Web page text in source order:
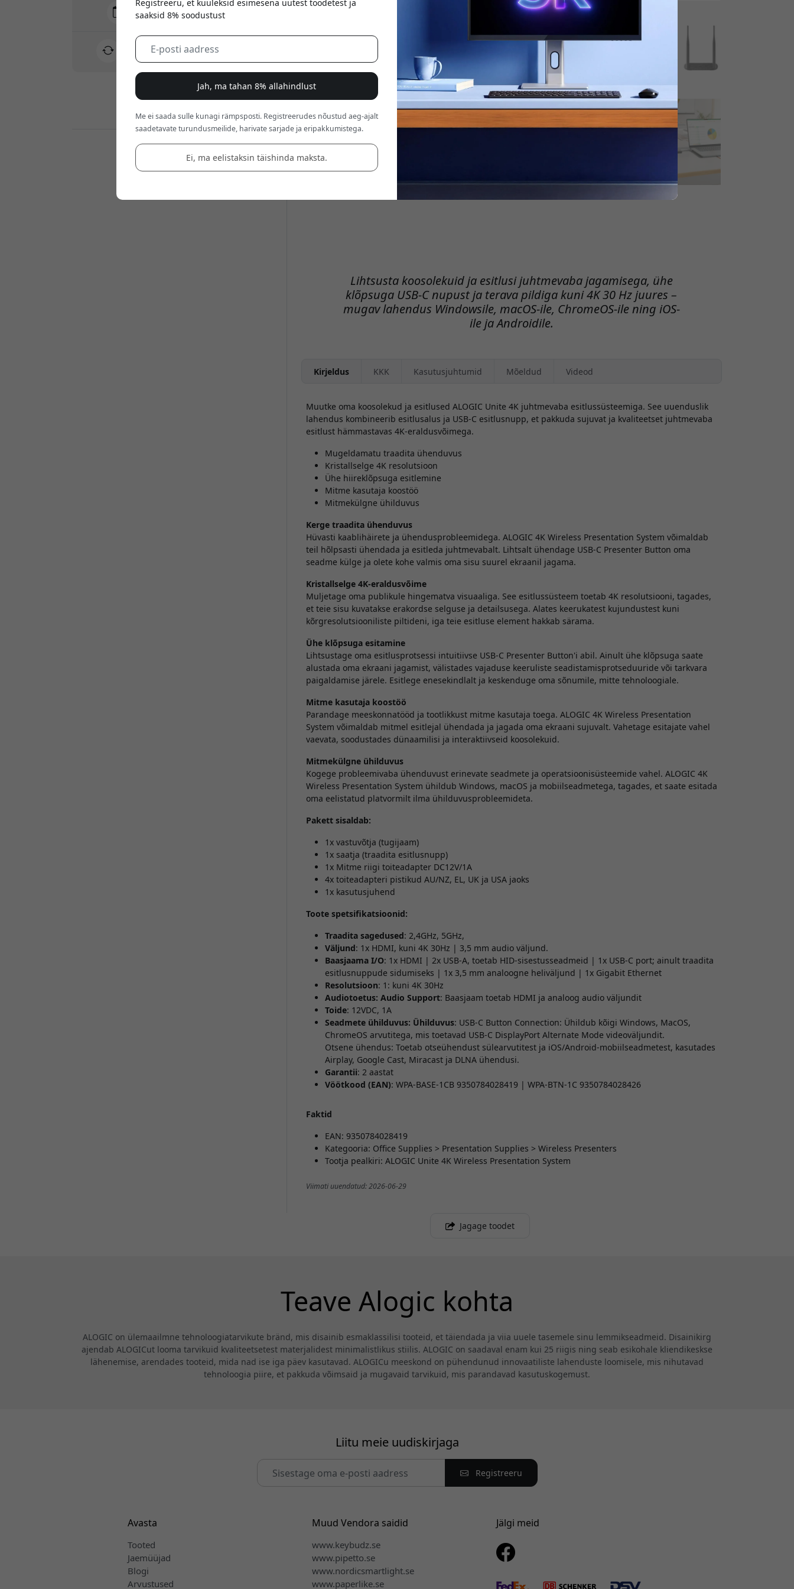
Lihtsusta koosolekuid ja esitlusi juhtmevaba jagamisega, ühe
klõpsuga USB-C nupust ja terava pildiga kuni 4K 30 Hz juures –
mugav lahendus Windowsile, macOS-ile, ChromeOS-ile ning iOS-
ile ja Androidile.
Kirjeldus KKK Kasutusjuhtumid Mõeldud Videod
Muutke oma koosolekud ja esitlused ALOGIC Unite 4K juhtmevaba esitlussüsteemiga. See uuenduslik
lahendus kombineerib esitlusalus ja USB-C esitlusnupp, et pakkuda sujuvat ja kvaliteetset juhtmevaba
esitlust hämmastavas 4K-eraldusvõimega.
Mugeldamatu traadita ühenduvus
Kristallselge 4K resolutsioon
Ühe hiireklõpsuga esitlemine
Mitme kasutaja koostöö
Mitmekülgne ühilduvus
Kerge traadita ühenduvus
Hüvasti kaablihäirete ja ühendusprobleemidega. ALOGIC 4K Wireless Presentation System võimaldab
teil hõlpsasti ühendada ja esitleda juhtmevabalt. Lihtsalt ühendage USB-C Presenter Button oma
seadme külge ja olete kohe valmis oma sisu suurel ekraanil jagama.
Kristallselge 4K-eraldusvõime
Muljetage oma publikule hingematva visuaaliga. See esitlussüsteem toetab 4K resolutsiooni, tagades,
et teie sisu kuvatakse erakordse selguse ja detailsusega. Alates keerukatest kujundustest kuni
kõrgresolutsiooniliste piltideni, iga teie esitluse element hakkab särama.
Ühe klõpsuga esitamine
Lihtsustage oma esitlusprotsessi intuitiivse USB-C Presenter Button'i abil. Ainult ühe klõpsuga saate
alustada oma ekraani jagamist, välistades vajaduse keeruliste seadistamisprotseduuride või tarkvara
paigaldamise järele. Esitlege enesekindlalt ja keskenduge oma sõnumile, mitte tehnoloogiale.
Mitme kasutaja koostöö
Parandage meeskonnatööd ja tootlikkust mitme kasutaja toega. ALOGIC 4K Wireless Presentation
System võimaldab mitmel esitlejal ühendada ja jagada oma ekraani sujuvalt. Vahetage esitajate vahel
vaevata, soodustades dünaamilisi ja interaktiivseid koosolekuid.
Mitmekülgne ühilduvus
Kogege probleemivaba ühenduvust erinevate seadmete ja operatsioonisüsteemide vahel. ALOGIC 4K
Wireless Presentation System ühildub Windows, macOS ja mobiilseadmetega, tagades, et saate esitada
oma eelistatud platvormilt ilma ühilduvusprobleemideta.
Pakett sisaldab:
1x vastuvõtja (tugijaam)
1x saatja (traadita esitlusnupp)
1x Mitme riigi toiteadapter DC12V/1A
4x toiteadapteri pistikud AU/NZ, EL, UK ja USA jaoks
1x kasutusjuhend
Toote spetsifikatsioonid:
Traadita sagedused: 2,4GHz, 5GHz,
Väljund: 1x HDMI, kuni 4K 30Hz | 3,5 mm audio väljund.
Baasjaama I/O: 1x HDMI | 2x USB-A, toetab HID-sisestusseadmeid | 1x USB-C port; ainult traadita
esitlusnuppude sidumiseks | 1x 3,5 mm analoogne heliväljund | 1x Gigabit Ethernet
Resolutsioon: 1: kuni 4K 30Hz
Audiotoetus: Audio Support: Baasjaam toetab HDMI ja analoog audio väljundit
Toide: 12VDC, 1A
Seadmete ühilduvus: Ühilduvus: USB-C Button Connection: Ühildub kõigi Windows, MacOS,
ChromeOS arvutitega, mis toetavad USB-C DisplayPort Alternate Mode videoväljundit.
Otsene ühendus: Toetab otseühendust sülearvutitest ja iOS/Android-mobiilseadmetest, kasutades
Airplay, Google Cast, Miracast ja DLNA ühendusi.
Garantii: 2 aastat
Vöötkood (EAN): WPA-BASE-1CB 9350784028419 | WPA-BTN-1C 9350784028426
Faktid
EAN: 9350784028419
Kategooria: Office Supplies > Presentation Supplies > Wireless Presenters
Tootja pealkiri: ALOGIC Unite 4K Wireless Presentation System
Viimati uuendatud: 2026-06-29
Tarne 7-11 august
Kiire ja jälgitav tarne
30-päevane tagastusõigus
Lihtne tagastus - ilma vaevata
Jagage toodet
Teave Alogic kohta
ALOGIC on ülemaailmne tehnoloogiatarvikute bränd, mis disainib esmaklassilisi tooteid, et täiendada ja viia uuele tasemele sinu lemmikseadmeid. Disainikirg
ajendab ALOGICut looma tarvikuid kvaliteetsetest materjalidest minimalistlikus stiilis. ALOGIC on saadaval enam kui 25 riigis ning seab esikohale kliendikeskse
lähenemise, arendades tooteid, mida nad ise iga päev kasutavad. ALOGICu meeskond on pühendunud innovaatiliste lahenduste loomisele, mis nihutavad
tehnoloogia piire, et pakkuda võimsaid ja mugavaid tarvikuid, mis parandavad kasutuskogemust.
Liitu meie uudiskirjaga
Registreeru
Avasta
Tooted
Jaemüüjad
Blogi
Arvustused
Muud Vendora saidid
www.keybudz.se
www.pipetto.se
www.nordicsmartlight.se
www.paperlike.se
Jälgi meid
Registreeru, et kuuleksid esimesena uutest toodetest ja
saaksid 8% soodustust
Jah, ma tahan 8% allahindlust
Me ei saada sulle kunagi rämpsposti. Registreerudes nõustud aeg-ajalt
saadetavate turundusmeilide, harivate sarjade ja eripakkumistega.
Ei, ma eelistaksin täishinda maksta.